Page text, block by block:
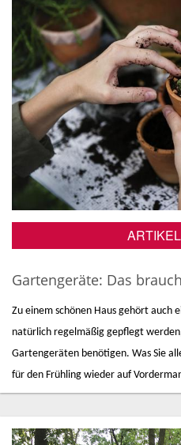
Zu einem schönen Haus gehört auch
natürlich regelmäßig gepflegt
Gartengeräten benötigen. Was Sie
für den Frühling wieder auf